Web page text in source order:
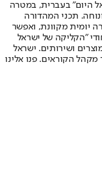
היום" בעברית, במטרה
תכני המהדורה
יומית מקוונת, ואפשר
"הקליקה של ישראל
ושירותים. ישראל
הקוראים. פנו אלינו